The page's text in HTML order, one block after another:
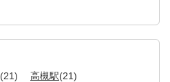
(21) 高槻駅(21)